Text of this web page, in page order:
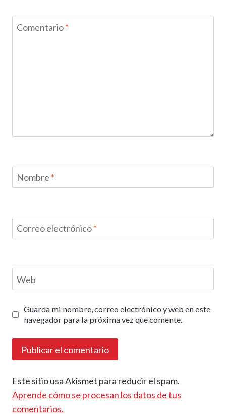
Comentario*
Nombre *
Correo electrónico*
Web
Guarda mi nombre, correo electrónico y web en este
navegador para la próxima vez que comente.
Este sitio usa Akismet para reducir el spam.
Aprende cómo se procesan los datos de tus
comentarios.